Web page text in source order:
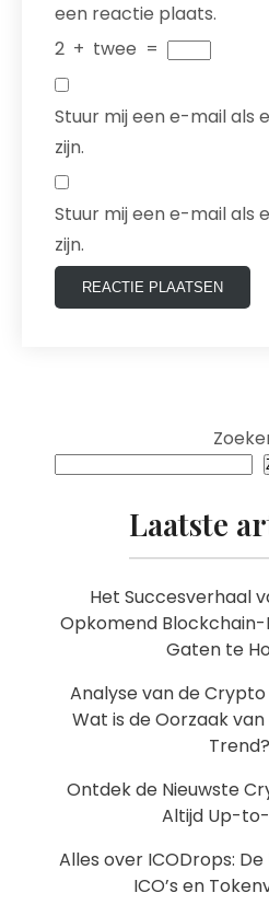
een reactie plaats.
2 + twee =
Stuur mij een e-mail als
zijn.
Stuur mij een e-mail als
zijn.
Laatste
Het Succesverhaal
Opkomend
Gaten te
Analyse van de
Wat is de Oorzaak
Trend?
Ontdek de Nieuwste
Altijd Up-
Alles over ICODrops:
ICO’s en